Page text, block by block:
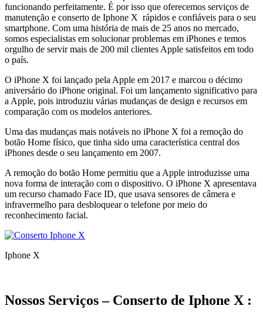
funcionando perfeitamente. É por isso que oferecemos serviços de
manutenção e conserto de Iphone X rápidos e confiáveis para o seu
smartphone. Com uma história de mais de 25 anos no mercado,
somos especialistas em solucionar problemas em iPhones e temos
orgulho de servir mais de 200 mil clientes Apple satisfeitos em todo
o país.
O iPhone X foi lançado pela Apple em 2017 e marcou o décimo
aniversário do iPhone original. Foi um lançamento significativo para
a Apple, pois introduziu várias mudanças de design e recursos em
comparação com os modelos anteriores.
Uma das mudanças mais notáveis no iPhone X foi a remoção do
botão Home físico, que tinha sido uma característica central dos
iPhones desde o seu lançamento em 2007.
A remoção do botão Home permitiu que a Apple introduzisse uma
nova forma de interação com o dispositivo. O iPhone X apresentava
um recurso chamado Face ID, que usava sensores de câmera e
infravermelho para desbloquear o telefone por meio do
reconhecimento facial.
Iphone X
Nossos Serviços – Conserto de Iphone X :